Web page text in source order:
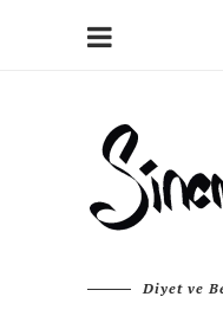
Diyet ve